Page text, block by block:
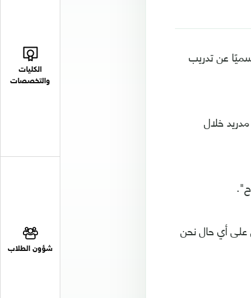
الكليات
والتخصصات
شؤون الطلاب
عن تدريب
خلال
على أي حال نحن